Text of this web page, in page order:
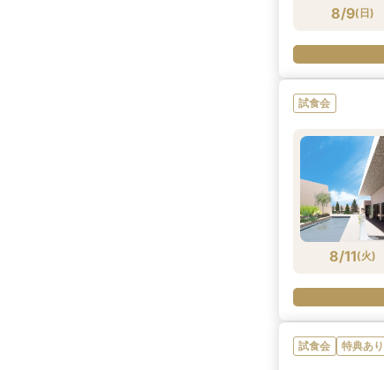
8/9( 日)
試食会
8/11(火)
試食会 特典あり